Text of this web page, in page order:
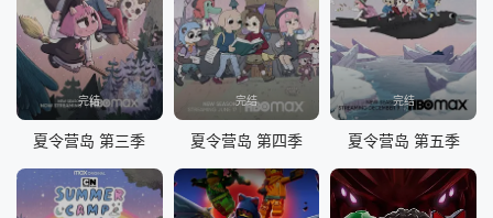
完结
夏令营岛 第三季
完结
夏令营岛 第四季
完结
夏令营岛 第五季